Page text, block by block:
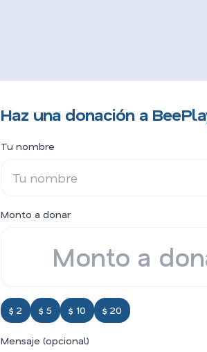
Haz una donación a
Tu nombre
Monto a donar
$ 2 $ 5 $ 10 $ 20
Mensaje (opcional)